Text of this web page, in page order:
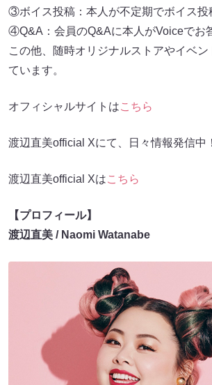
③ボイス投稿：本人が不定期でボイス投
④Q&A：会員のQ&Aに本人がVoiceでお
この他、随時オリジナルストアやイベン
ています。
オフィシャルサイトはこちら
渡辺直美official Xにて、日々情報発信中！
渡辺直美official Xはこちら
【プロフィール】
渡辺直美 / Naomi Watanabe